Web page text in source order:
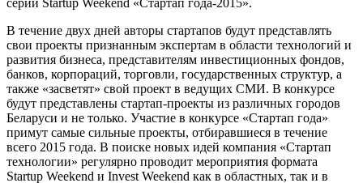
В течение двух дней авторы стартапов будут представлять
свои проекты признанным экспертам в области технологий и
развития бизнеса, представителям инвестиционных фондов,
банков, корпораций, торговли, государственных структур, а
также «засветят» свой проект в ведущих СМИ. В конкурсе
будут представлены стартап-проекты из различных городов
Беларуси и не только. Участие в конкурсе «Стартап года»
примут самые сильные проекты, отбиравшиеся в течение
всего 2015 года. В поиске новых идей компания «Стартап
технологии» регулярно проводит мероприятия формата
Startup Weekend и Invest Weekend как в областных, так и в